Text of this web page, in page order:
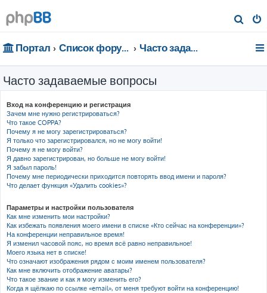
о
Портал Список форумов Часто задаваемые вопросы
Часто задаваемые вопросы
Вход на конференцию и регистрация
Зачем мне нужно регистрироваться?
Что такое COPPA?
Почему я не могу зарегистрироваться?
Я только что зарегистрировался, но не могу войти!
Почему я не могу войти?
Я давно зарегистрирован, но больше не могу войти!
Я забыл пароль!
Почему мне периодически приходится повторять ввод имени и пароля?
Что делает функция «Удалить cookies»?
Параметры и настройки пользователя
Как мне изменить мои настройки?
Как избежать появления моего имени в списке «Кто сейчас на конференции»?
На конференции неправильное время!
Я изменил часовой пояс, но время всё равно неправильное!
Моего языка нет в списке!
Что означают изображения рядом с моим именем пользователя?
Как мне включить отображение аватары?
Что такое звание и как я могу изменить его?
Когда я щёлкаю по ссылке «email», от меня требуют войти на конференцию!